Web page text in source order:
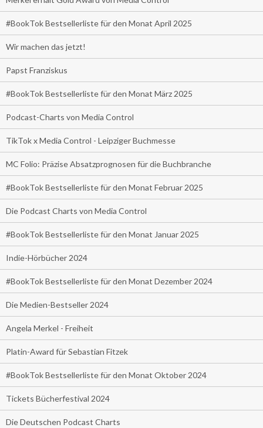
#BookTok Bestsellerliste für den Monat April 2025
Wir machen das jetzt!
Papst Franziskus
#BookTok Bestsellerliste für den Monat März 2025
Podcast-Charts von Media Control
TikTok x Media Control - Leipziger Buchmesse
MC Folio: Präzise Absatzprognosen für die Buchbranche
#BookTok Bestsellerliste für den Monat Februar 2025
Die Podcast Charts von Media Control
#BookTok Bestsellerliste für den Monat Januar 2025
Indie-Hörbücher 2024
#BookTok Bestsellerliste für den Monat Dezember 2024
Die Medien-Bestseller 2024
Angela Merkel - Freiheit
Platin-Award für Sebastian Fitzek
#BookTok Bestsellerliste für den Monat Oktober 2024
Tickets Bücherfestival 2024
Die Deutschen Podcast Charts